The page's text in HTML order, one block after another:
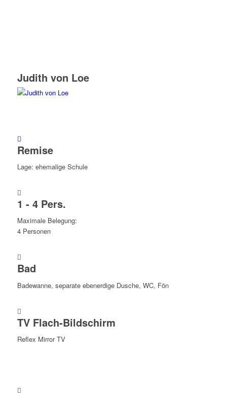
Judith von Loe
Remise
Lage: ehemalige Schule
1 - 4 Pers.
Maximale Belegung:
4 Personen
Bad
Badewanne, separate ebenerdige Dusche, WC, Fön
TV Flach-Bildschirm
Reflex Mirror TV